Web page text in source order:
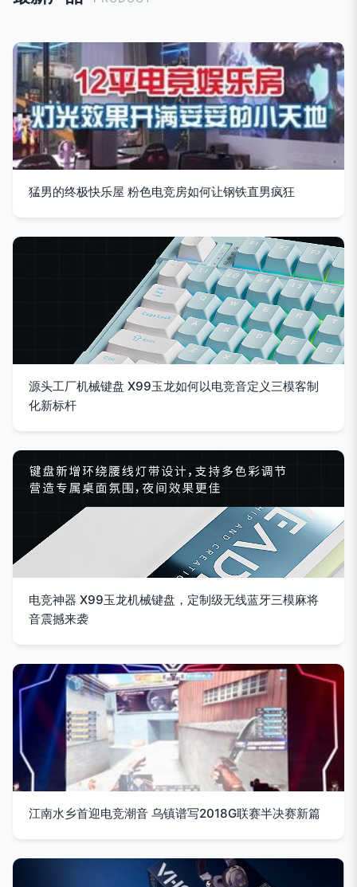
猛男的终极快乐屋 粉色电竞房如何让钢铁直男疯狂
源头工厂机械键盘 X99玉龙如何以电竞音定义三模客制
化新标杆
电竞神器 X99玉龙机械键盘，定制级无线蓝牙三模麻将
音震撼来袭
江南水乡首迎电竞潮音 乌镇谱写2018G联赛半决赛新篇